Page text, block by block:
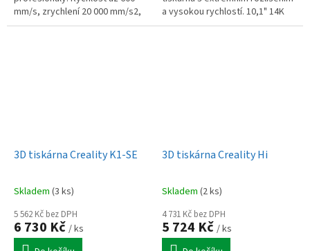
mm/s, zrychlení 20 000 mm/s2,
aktivně vyhřívaná komora 60 °C,
a vysokou rychlostí. 10,1" 14K
mono LCD (13320 × 5120 px), XY
3D tiskárna Creality K1-SE
Skladem (3 ks)
5 562 Kč bez DPH
6 730 Kč / ks
3D tiskárna Creality Hi
Skladem (2 ks)
4 731 Kč bez DPH
5 724 Kč / ks